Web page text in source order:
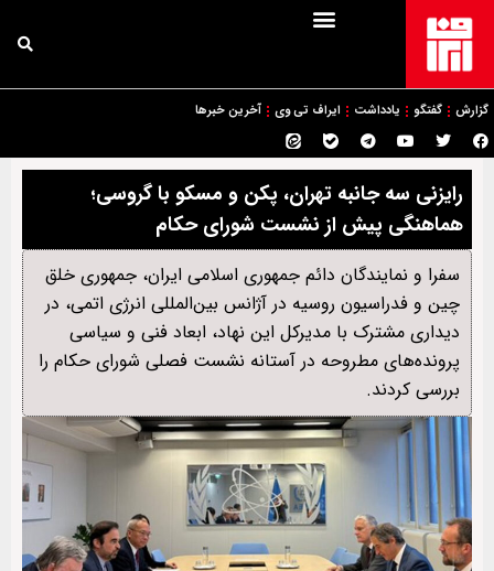
گزارش گفتگو یادداشت ایراف تی وی آخرین خبرها
رایزنی سه جانبه تهران، پکن و مسکو با گروسی؛
هماهنگی پیش از نشست شورای حکام
سفرا و نمایندگان دائم جمهوری اسلامی ایران، جمهوری خلق
چین و فدراسیون روسیه در آژانس بین‌المللی انرژی اتمی، در
دیداری مشترک با مدیرکل این نهاد، ابعاد فنی و سیاسی
پرونده‌های مطروحه در آستانه نشست فصلی شورای حکام را
بررسی کردند.